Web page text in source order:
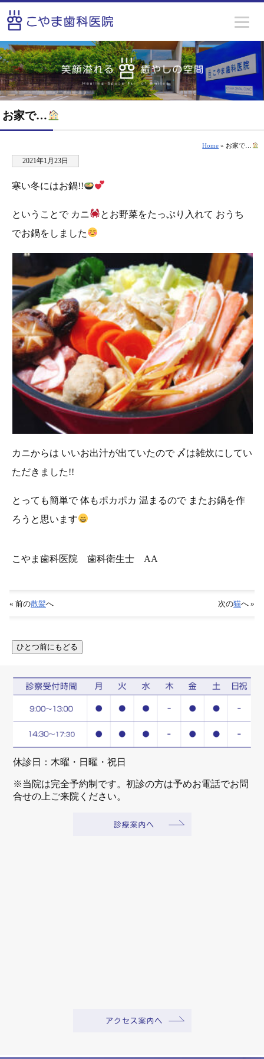
お家で…
Home » お家で…
2021年1月23日
寒い冬にはお鍋!!
ということで カニ
とお野菜をたっぷり入れて おうち
でお鍋をしました
カニからは いいお出汁が出ていたので 〆は雑炊にしてい
ただきました!!
とっても簡単で 体もポカポカ 温まるので またお鍋を作
ろうと思います
こやま歯科医院 歯科衛生士 AA
« 前の散髪へ 次の猫へ »
休診日：木曜・日曜・祝日
※当院は完全予約制です。初診の方は予めお電話でお問
合せの上ご来院ください。